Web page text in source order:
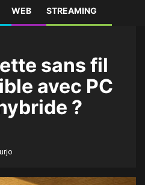
WEB STREAMING
hybride ?
sans fil
avec PC
?